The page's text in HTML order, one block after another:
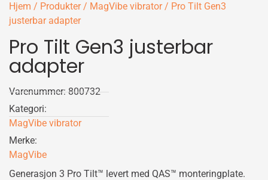
Hjem / Produkter/ MagVibe vibrator/ Pro Tilt Gen3
justerbar adapter
Pro Tilt Gen3 justerbar
adapter
Varenummer: 800732
Kategori:
MagVibe vibrator
Merke:
MagVibe
Generasjon 3 Pro Tilt™ levert med QAS™ monteringplate.